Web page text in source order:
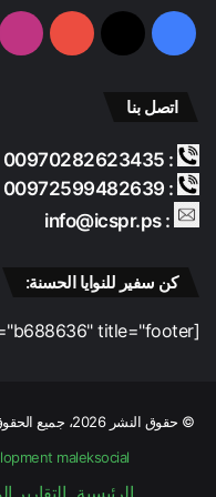
فيسبوك ‫X
اتصل بنا
: 00970282623435
: 00972599482639
: info@icspr.ps
كن سفير للنوايا الحسنة:
[contact-form-7 id="b688636" title="footer"]
© حقوق النشر 2026، جميع الحقوق محفوظة |
maleksocial